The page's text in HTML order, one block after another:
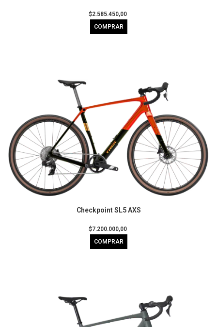
$2.585.450,00
Checkpoint SL5 AXS
$7.200.000,00
COMPRAR